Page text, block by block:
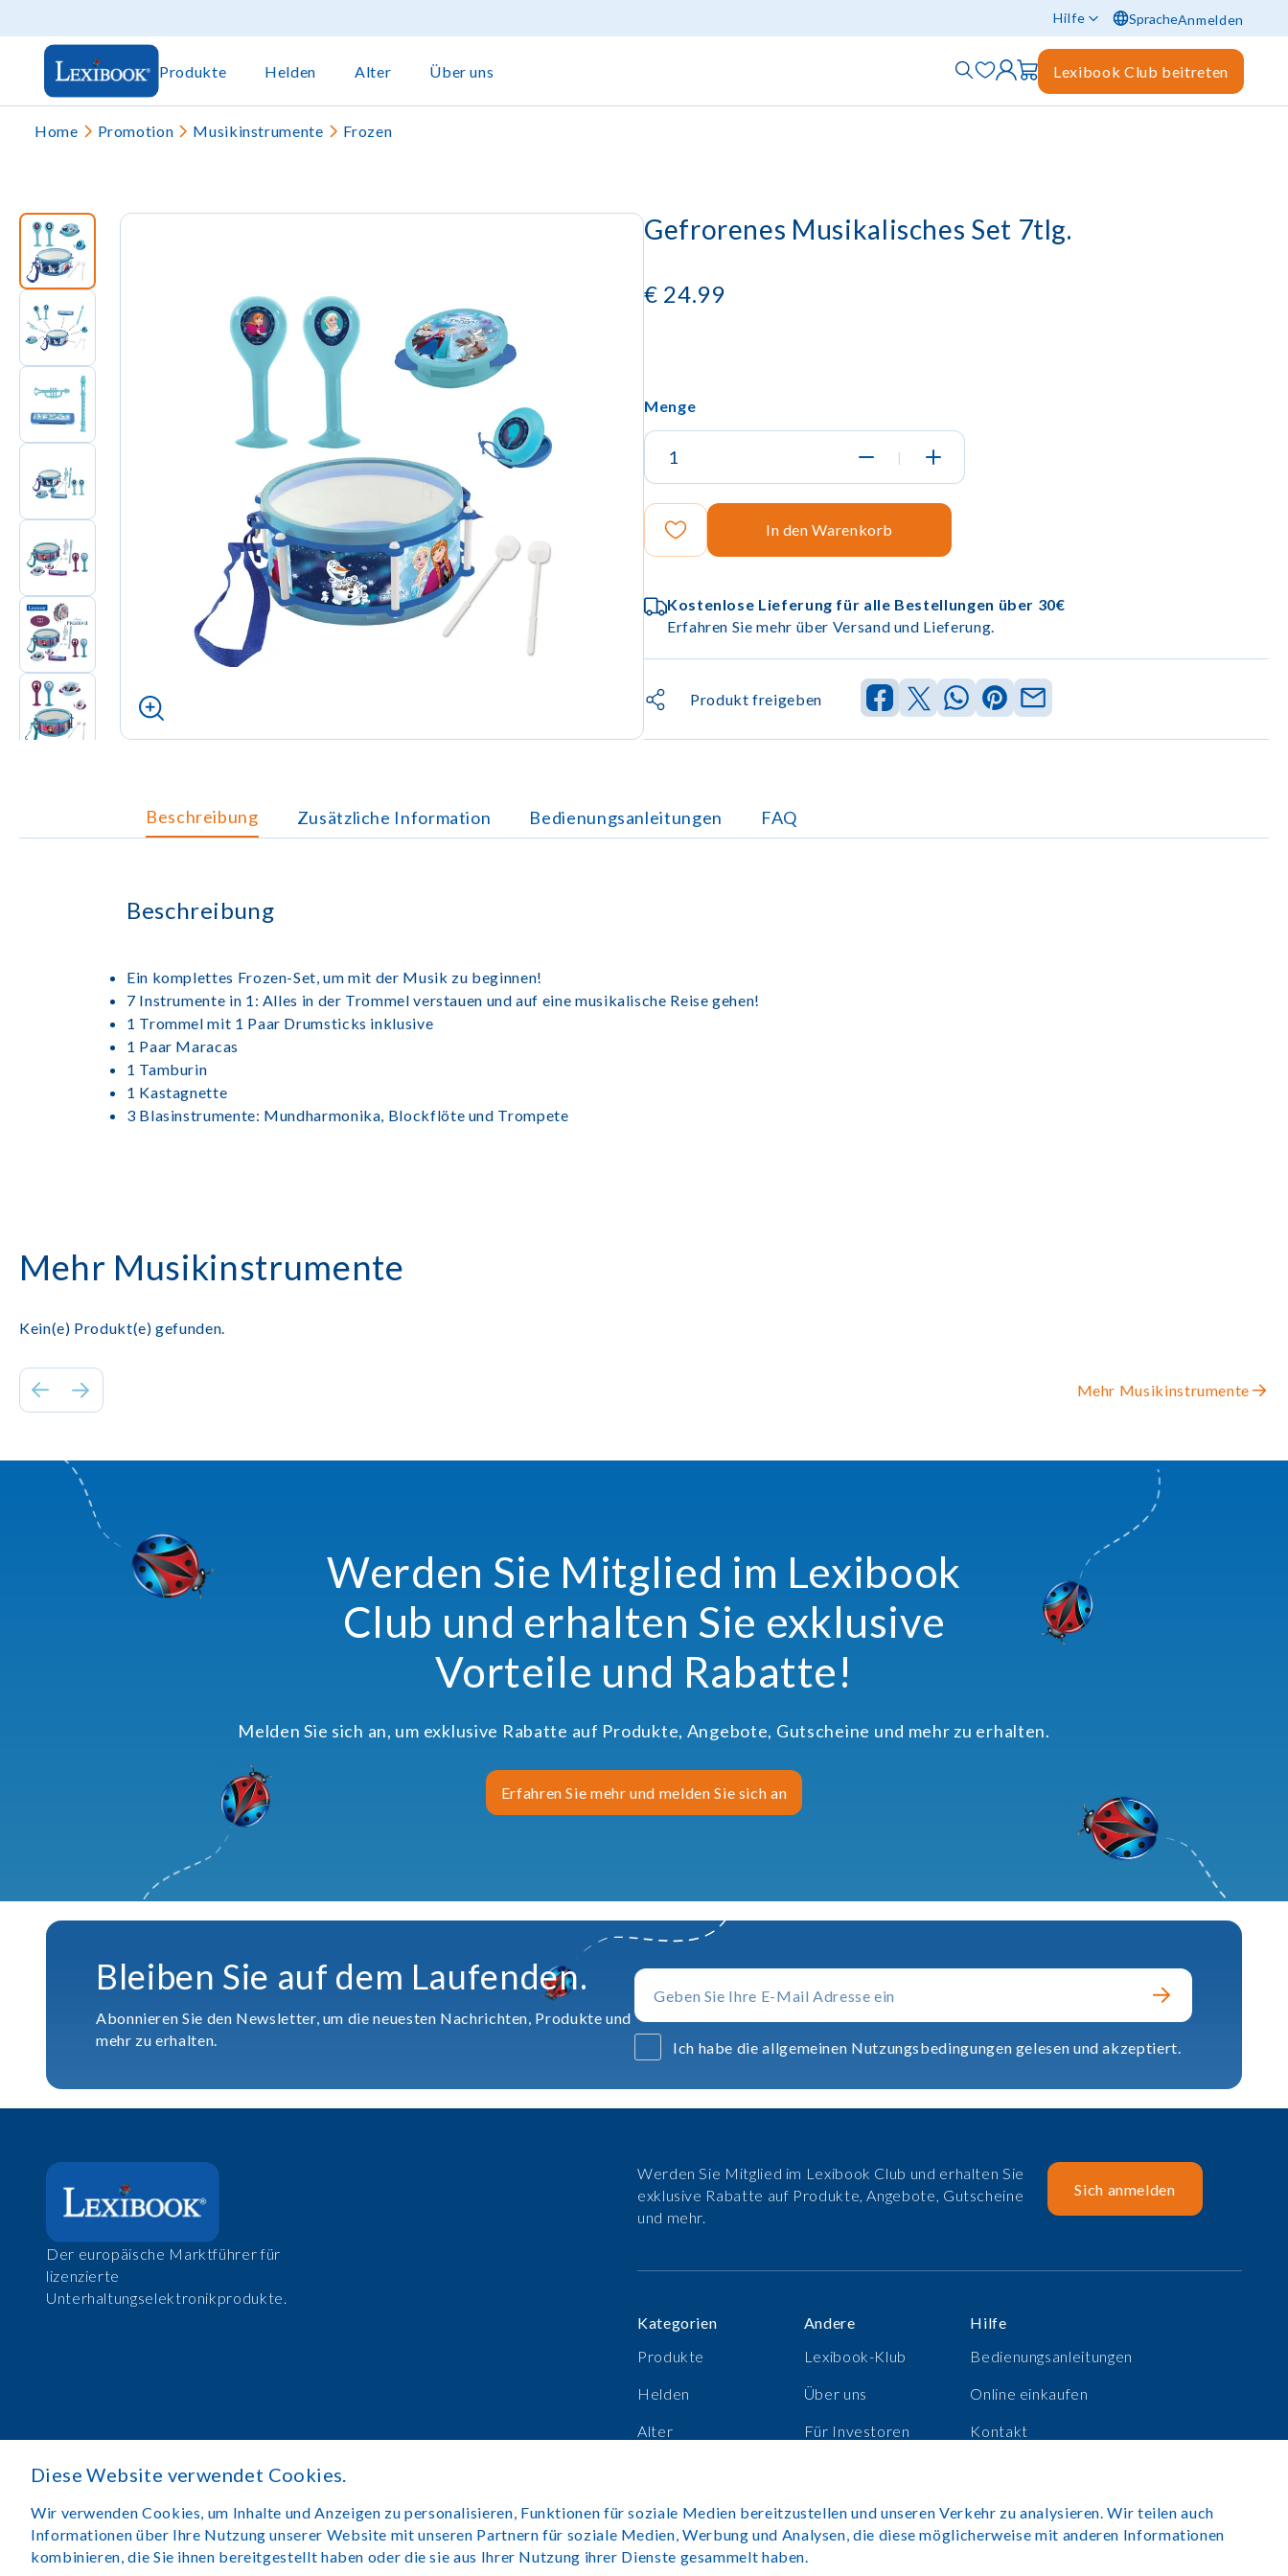
Hilfe SpracheAnmelden
Produkte Helden Alter Über uns Lexibook Club beitreten
Home Promotion Musikinstrumente Frozen
Gefrorenes Musikalisches Set 7tlg.
€ 24.99
Menge
|
In den Warenkorb
Kostenlose Lieferung für alle Bestellungen über 30€
Erfahren Sie mehr über Versand und Lieferung.
Produkt freigeben
Beschreibung Zusätzliche Information Bedienungsanleitungen FAQ
Beschreibung
Ein komplettes Frozen-Set, um mit der Musik zu beginnen!
7 Instrumente in 1: Alles in der Trommel verstauen und auf eine musikalische Reise gehen!
1 Trommel mit 1 Paar Drumsticks inklusive
1 Paar Maracas
1 Tamburin
1 Kastagnette
3 Blasinstrumente: Mundharmonika, Blockflöte und Trompete
Mehr Musikinstrumente
Kein(e) Produkt(e) gefunden.
Mehr Musikinstrumente
Werden Sie Mitglied im Lexibook
Club und erhalten Sie exklusive
Vorteile und Rabatte!
Melden Sie sich an, um exklusive Rabatte auf Produkte, Angebote, Gutscheine und mehr zu erhalten.
Erfahren Sie mehr und melden Sie sich an
Bleiben Sie auf dem Laufenden.
Abonnieren Sie den Newsletter, um die neuesten Nachrichten, Produkte und
mehr zu erhalten.
Ich habe die allgemeinen Nutzungsbedingungen gelesen und akzeptiert.
Der europäische Marktführer für
lizenzierte
Unterhaltungselektronikprodukte.
Werden Sie Mitglied im Lexibook Club und erhalten Sie
exklusive Rabatte auf Produkte, Angebote, Gutscheine
und mehr.
Sich anmelden
Kategorien
Produkte
Helden
Alter
Andere
Lexibook-Klub
Über uns
Für Investoren
Hilfe
Bedienungsanleitungen
Online einkaufen
Kontakt
Diese Website verwendet Cookies.
Wir verwenden Cookies, um Inhalte und Anzeigen zu personalisieren, Funktionen für soziale Medien bereitzustellen und unseren Verkehr zu analysieren. Wir teilen auch
Informationen über Ihre Nutzung unserer Website mit unseren Partnern für soziale Medien, Werbung und Analysen, die diese möglicherweise mit anderen Informationen
kombinieren, die Sie ihnen bereitgestellt haben oder die sie aus Ihrer Nutzung ihrer Dienste gesammelt haben.